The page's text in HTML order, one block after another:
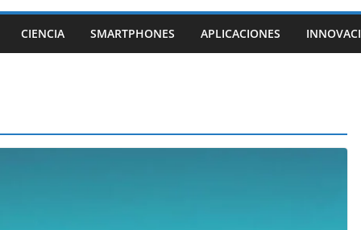
una app
una
CIENCIA SMARTPHONES APLICACIONES